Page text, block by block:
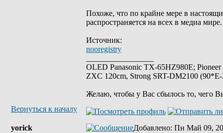
Похоже, что по крайне мере в
распространяется на всех в медиа мире.
Источник:
nooregistry
OLED Panasonic TX-65HZ980E;
ZXC 120cm, Strong SRT-DM2100
Желаю, чтобы у Вас сбылось то, чего
Вернуться к началу
yorick
Добавлено: Пн Май 09,